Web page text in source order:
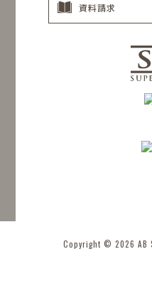
資料請求
Copyright © 2026 AB